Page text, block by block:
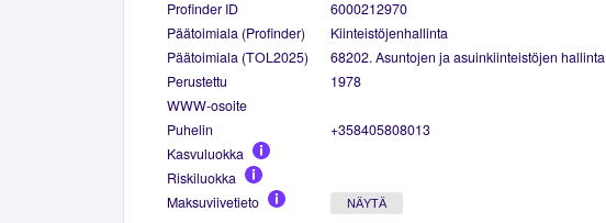
Profinder ID
6000212970
Päätoimiala (Profinder)
Kiinteistöjenhallinta
Päätoimiala (TOL2025)
68202. Asuntojen ja asuinkiinteistöjen hallinta
Perustettu
1978
WWW-osoite
Puhelin
+358405808013
Kasvuluokka
Riskiluokka
Maksuviivetieto
NÄYTÄ